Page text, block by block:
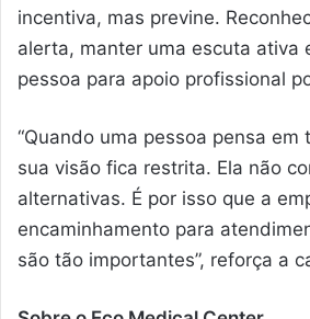
incentiva, mas previne.
alerta, manter uma escuta ativa
pessoa para apoio profissional
“Quando uma pessoa pensa em
sua visão fica restrita. Ela não
alternativas. É por isso que a
encaminhamento para
são tão importantes”, reforça a